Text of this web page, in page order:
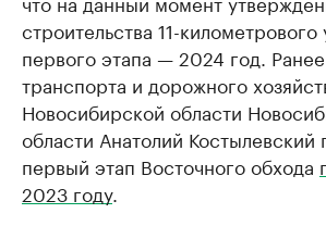
строительства 11-километрового
первого этапа — 2024 год.
транспорта и дорожного
Новосибирской области
области Анатолий Костылевский
первый этап Восточного обхода
2023 году.